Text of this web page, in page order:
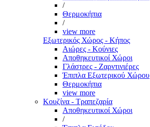
/
Θερμοκήπια
/
view more
Εξωτερικός Χώρος - Κήπος
Αιώρες - Κούνιες
Αποθηκευτικοί Χώροι
Γλάστρες - Ζαρντινιέρες
Έπιπλα Εξωτερικού Χώρου
Θερμοκήπια
view more
Κουζίνα - Τραπεζαρία
Αποθηκευτικοί Χώροι
/